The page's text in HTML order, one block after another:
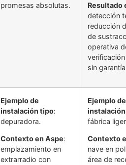
promesas absolutas.
Resultado
detección
reducción
de
operativa
sin
Ejemplo de
instalación tipo:
depuradora.
Contexto en Aspe:
emplazamiento en
extrarradio con
Ejemplo de
fábrica
Contexto
nave en
área de